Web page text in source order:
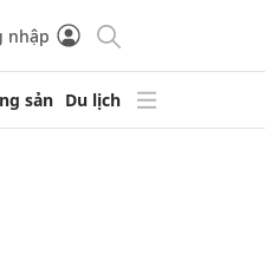
nhập
sản Du lịch